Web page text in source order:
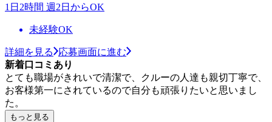
1日2時間 週2日からOK
未経験OK
詳細を見る
応募画面に進む
新着口コミあり
とても職場がきれいで清潔で、クルーの人達も親切丁寧で、
お客様第一にされているので自分も頑張りたいと思いまし
た。
もっと見る